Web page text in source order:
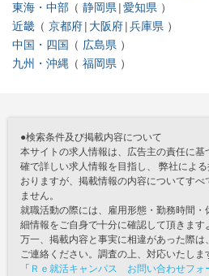
東海・中部
静岡県 愛知県
近畿
京都府 大阪府 兵庫県
中国・四国
広島県
九州・沖縄
福岡県
●検索条件及び掲載内容について
本サイトの求人情報は、広告主の責任に
確で詳しい求人情報を目指し、 弊社によ
おりますが、掲載情報の内容についてすべ
ません。
就職活動の際には、雇用形態・勤務時間
細情報をご自身で十分に確認して頂きます
万一、掲載内容と事実に相違があった際は
ご連絡ください。調査の上、対応いたしま
「 Ｒｅ就活キャンパス お問い合わせフォ